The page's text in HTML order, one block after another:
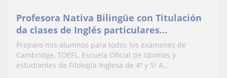
Profesora Nativa Bilingüe con Titulación
da clases de Inglés particulares
(presencial u online)
Preparo mis alumnos para todos los exámenes de
Cambridge, TOEFL, Escuela Oficial de Idiomas y
estudiantes de Filología Inglesa de 4º y 5º A...